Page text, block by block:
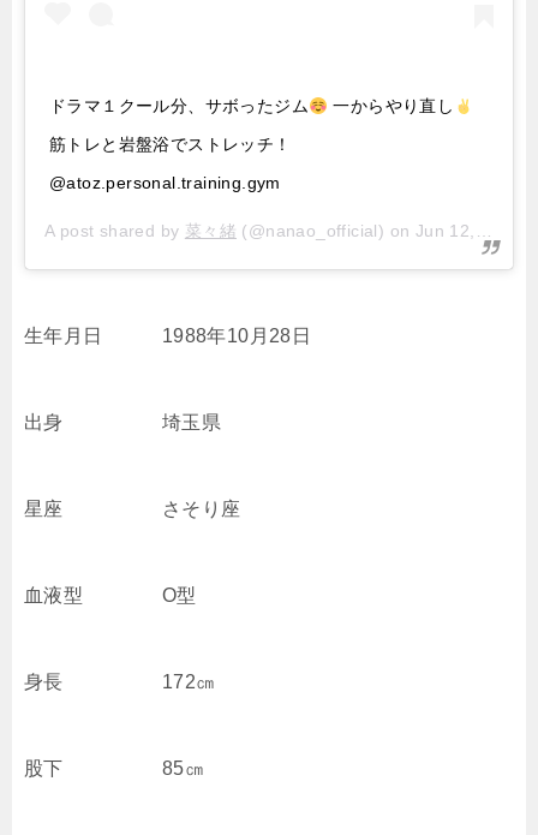
ドラマ１クール分、サボったジム
一からやり直し
筋トレと岩盤浴でストレッチ！
@atoz.personal.training.gym
A post shared by 菜々緒 (@nanao_official) on Jun 12, 2018 at 5:09am PDT
生年月日 1988年10月28日
出身 埼玉県
星座 さそり座
血液型 O型
身長 172㎝
股下 85㎝